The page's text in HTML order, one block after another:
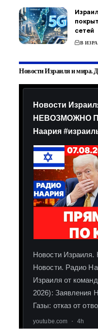
сетей
В
Новости Израиля и мира.